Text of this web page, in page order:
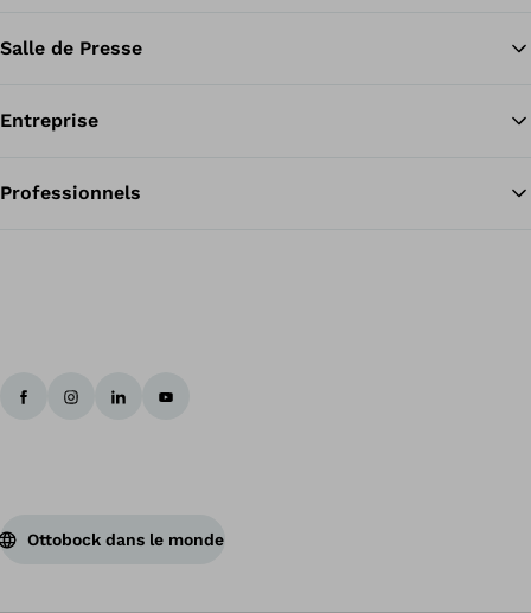
Salle de Presse
Entreprise
Professionnels
Ottobock dans le monde